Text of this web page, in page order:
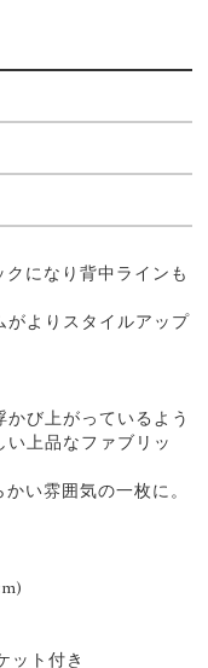
になり背中ラインも
よりスタイルアップ
び上がっているよう
上品なファブリッ
い雰囲気の一枚に。
ット付き